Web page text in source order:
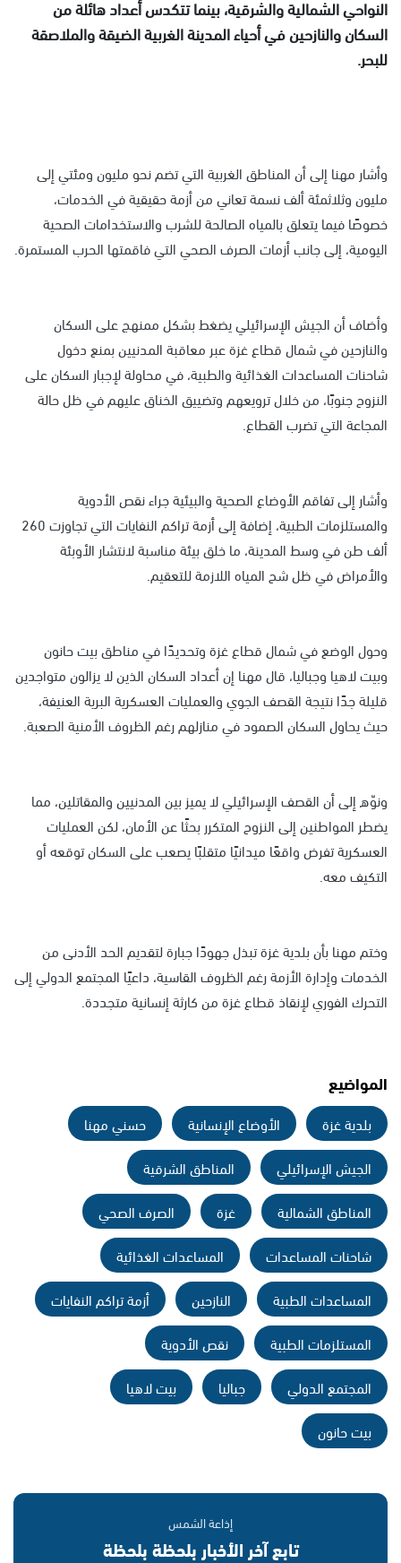
النواحي الشمالية والشرقية، بينما تتكدس أعداد هائلة من
السكان والنازحين في أحياء المدينة الغربية الضيقة والملاصقة
للبحر.
وأشار مهنا إلى أن المناطق الغربية التي تضم نحو مليون ومئتي إلى
مليون وثلاثمئة ألف نسمة تعاني من أزمة حقيقية في الخدمات،
خصوصًا فيما يتعلق بالمياه الصالحة للشرب والاستخدامات الصحية
اليومية، إلى جانب أزمات الصرف الصحي التي فاقمتها الحرب المستمرة.
وأضاف أن الجيش الإسرائيلي يضغط بشكل ممنهج على السكان
والنازحين في شمال قطاع غزة عبر معاقبة المدنيين بمنع دخول
شاحنات المساعدات الغذائية والطبية، في محاولة لإجبار السكان على
النزوح جنوبًا، من خلال ترويعهم وتضييق الخناق عليهم في ظل حالة
المجاعة التي تضرب القطاع.
وأشار إلى تفاقم الأوضاع الصحية والبيئية جراء نقص الأدوية
والمستلزمات الطبية، إضافة إلى أزمة تراكم النفايات التي تجاوزت 260
ألف طن في وسط المدينة، ما خلق بيئة مناسبة لانتشار الأوبئة
والأمراض في ظل شح المياه اللازمة للتعقيم.
وحول الوضع في شمال قطاع غزة وتحديدًا في مناطق بيت حانون
وبيت لاهيا وجباليا، قال مهنا إن أعداد السكان الذين لا يزالون متواجدين
قليلة جدًا نتيجة القصف الجوي والعمليات العسكرية البرية العنيفة،
حيث يحاول السكان الصمود في منازلهم رغم الظروف الأمنية الصعبة.
ونوّه إلى أن القصف الإسرائيلي لا يميز بين المدنيين والمقاتلين، مما
يضطر المواطنين إلى النزوح المتكرر بحثًا عن الأمان، لكن العمليات
العسكرية تفرض واقعًا ميدانيًا متقلبًا يصعب على السكان توقعه أو
التكيف معه.
وختم مهنا بأن بلدية غزة تبذل جهودًا جبارة لتقديم الحد الأدنى من
الخدمات وإدارة الأزمة رغم الظروف القاسية، داعيًا المجتمع الدولي إلى
التحرك الفوري لإنقاذ قطاع غزة من كارثة إنسانية متجددة.
المواضيع
بلدية غزة الأوضاع الإنسانية
حسني مهنا
الجيش الإسرائيلي
المناطق الشرقية
المناطق الشمالية
غزة
الصرف الصحي
شاحنات المساعدات
المساعدات الغذائية
المساعدات الطبية
النازحين
أزمة تراكم النفايات
المستلزمات الطبية
نقص الأدوية
المجتمع الدولي
جباليا
بيت لاهيا
بيت حانون
إذاعة الشمس
تابع آخر الأخبار بلحظة بلحظة